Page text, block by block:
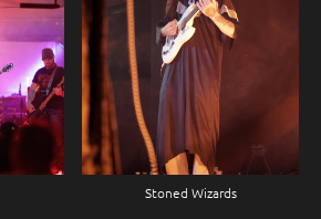
Stoned Wizards